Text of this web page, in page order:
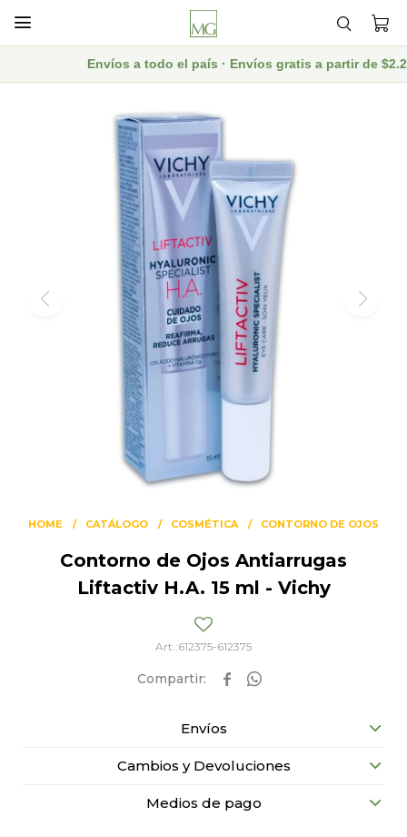

Envíos a todo el país · Envíos gratis a partir de
HOME CATÁLOGO COSMÉTICA CONTORNO DE OJOS
Contorno de Ojos Antiarrugas
Liftactiv H.A. 15 ml - Vichy
612375-612375
 
Envíos
Cambios y Devoluciones
Medios de pago